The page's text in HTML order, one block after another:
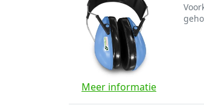
Meer informatie